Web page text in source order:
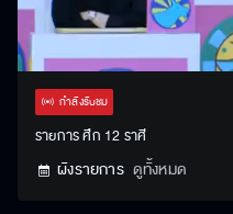
Unmute
กำลังรับชม
รายการ ศึก 12 ราศี
ผังรายการ ดูทั้งหมด